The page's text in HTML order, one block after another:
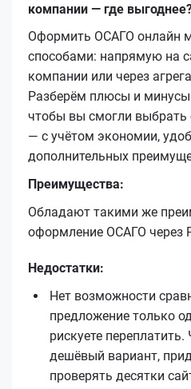
компании — где
Оформить ОСАГО онлайн
способами: напрямую на
компании или через
Разберём плюсы и
чтобы вы смогли
— с учётом экономии,
дополнительных
Преимущества:
Обладают такими же
оформление ОСАГО через
Недостатки:
Нет возможности
предложение только
рискуете
дешёвый вариант,
проверять десятки